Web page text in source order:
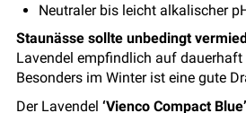
Neutraler bis leicht alkalischer
Staunässe sollte unbedingt
Lavendel empfindlich auf dauerhaft
Besonders im Winter ist eine gute
Der Lavendel ‘Vienco Compact Blue’